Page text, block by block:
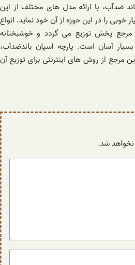
ضدآب، با ارائه مدل های مختلف از این
خوبی را در این حوزه از آن خود نماید. انواع
مرجع پخش توزیع می گردد و خوشبختانه
آسان است. پارچه اسپان باندضدآب،
مرجع از روش های اینترنتی برای توزیع آن
شد.